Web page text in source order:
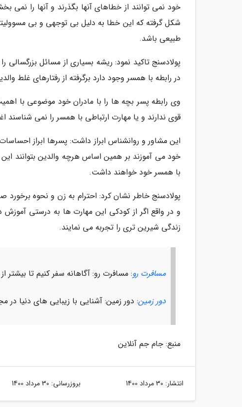
خود نمی توانند از خطاهای آنها بگذرند و آنها را نمی
شکل گرفته که این خطا به دلیل بی توجهی و بی
طبیعی باشد.
پولادسنج تاکید نمود: ریشه بسیاری از مسائل
در رابطه با همسر وجود دارد برگرفته از رفتارهای غلط
وی رابطه پسر بچه ها را با مادران خود موضوعی با
قوی ندارند و یا مهارت ارتباطی با همسر را نمی شناسند
این مشاور و روانشناس ابراز داشت: پسرها ابراز
خود می آموزند بر همین اساس هرچه والدین بتوانند این
با همسر خود خواهند داشت.
پولادسنج خاطر نشان کرد: احترام به زن و نحوه
و در واقع اگر از کودکی این مهارت ها به درستی آموزش
زندگی شیرین تری را تجربه می نمایند.
مسافرت رو: مسافرت رو: آگاهانه سفر کنیم تا بیشتر
دور زمین: دور زمین: آشنایی با زیبایی های دنیا در
منبع: جام جم آنلاین
انتشار: 30 مرداد 1400 بروزرسانی: 30 مرداد 1400